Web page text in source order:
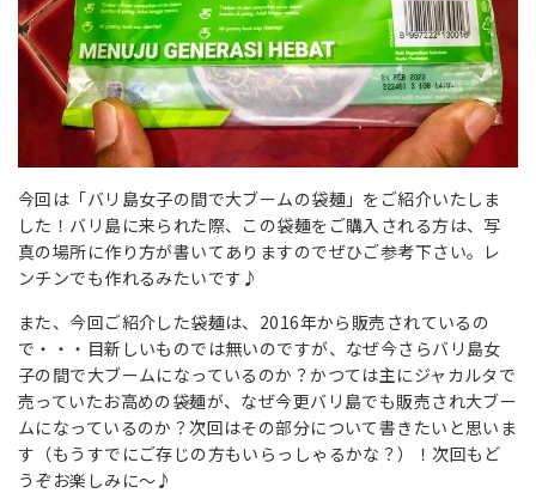
今回は「バリ島女子の間で大ブームの袋麺」をご紹介いたしま
した！バリ島に来られた際、この袋麺をご購入される方は、写
真の場所に作り方が書いてありますのでぜひご参考下さい。レ
ンチンでも作れるみたいです♪
また、今回ご紹介した袋麺は、2016年から販売されているの
で・・・目新しいものでは無いのですが、なぜ今さらバリ島女
子の間で大ブームになっているのか？かつては主にジャカルタで
売っていたお高めの袋麺が、なぜ今更バリ島でも販売され大ブー
ムになっているのか？次回はその部分について書きたいと思いま
す（もうすでにご存じの方もいらっしゃるかな？）！次回もど
うぞお楽しみに～♪